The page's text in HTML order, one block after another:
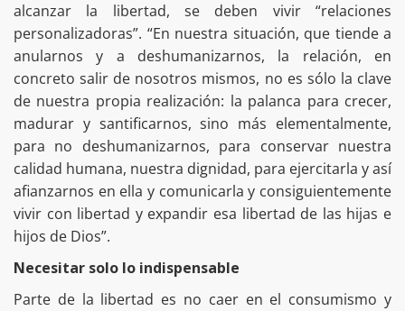
alcanzar la libertad, se deben vivir “relaciones
personalizadoras”. “En nuestra situación, que tiende a
anularnos y a deshumanizarnos, la relación, en
concreto salir de nosotros mismos, no es sólo la clave
de nuestra propia realización: la palanca para crecer,
madurar y santificarnos, sino más elementalmente,
para no deshumanizarnos, para conservar nuestra
calidad humana, nuestra dignidad, para ejercitarla y así
afianzarnos en ella y comunicarla y consiguientemente
vivir con libertad y expandir esa libertad de las hijas e
hijos de Dios”.
Necesitar solo lo indispensable
Parte de la libertad es no caer en el consumismo y